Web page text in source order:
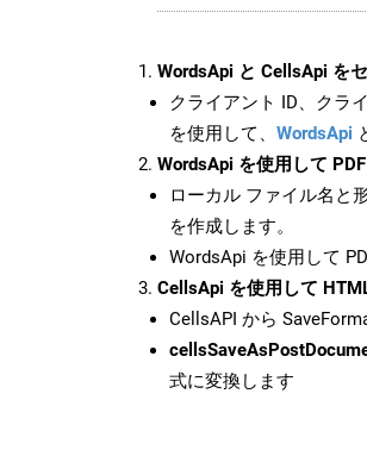
WordsApi と CellsApi を
クライアント ID、クラ
を使用して、 WordsApi
WordsApi を使用して
ローカル ファイル名と
を作成します。
WordsApi を使用して
CellsApi を使用して
CellsAPI から
式に変換します